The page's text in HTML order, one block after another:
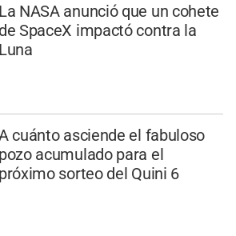
La NASA anunció que un cohete
de SpaceX impactó contra la
Luna
cuánto asciende el fabuloso
pozo acumulado para el
próximo sorteo del Quini 6